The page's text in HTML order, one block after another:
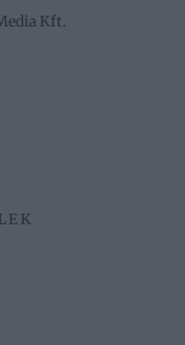
Kft.